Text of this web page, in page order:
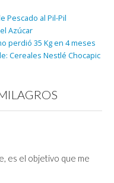
Pescado al Pil-Pil
Azúcar
perdió 35 Kg en 4 meses
Cereales Nestlé Chocapic
es el objetivo que me